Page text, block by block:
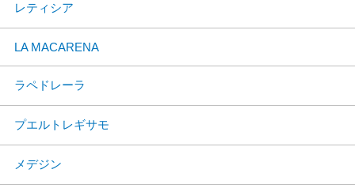
レティシア
LA MACARENA
ラペドレーラ
プエルトレギサモ
メデジン